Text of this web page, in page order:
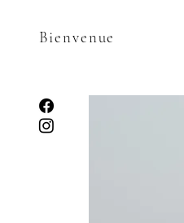
Bienvenue